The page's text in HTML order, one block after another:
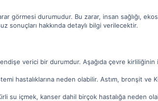
görmesi durumudur. Bu zarar, insan sağlığı,
sonuçları hakkında detaylı bilgi verilecektir.
verici bir durumdur. Aşağıda çevre kirliliğinin
hastalıklarına neden olabilir. Astım, bronşit ve
su içmek, kanser dahil birçok hastalığa neden